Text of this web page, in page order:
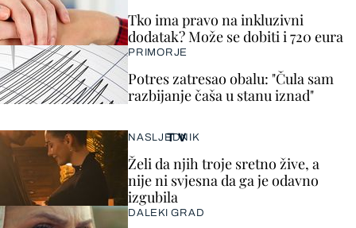
Tko ima pravo na inkluzivni
dodatak? Može se dobiti i 720 eura
PRIMORJE
Potres zatresao obalu: "Čula sam
razbijanje čaša u stanu iznad"
TV
NASLJEDNIK
Želi da njih troje sretno žive, a
nije ni svjesna da ga je odavno
izgubila
DALEKI GRAD